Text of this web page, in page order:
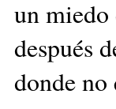
un miedo
después
donde no